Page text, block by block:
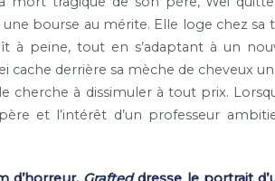
une bourse au mérite. Elle loge chez
à peine, tout en s’adaptant à un
cache derrière sa mèche de cheveux
cherche à dissimuler à tout prix.
et l’intérêt d’un professeur